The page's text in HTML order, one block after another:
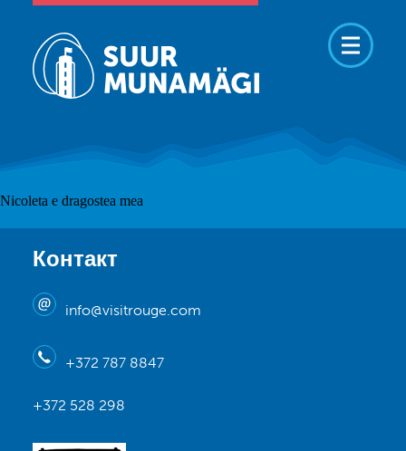
Nicoleta e dragostea mea
Контакт
info@visitrouge.com
+372 787 8847
+372 528 298